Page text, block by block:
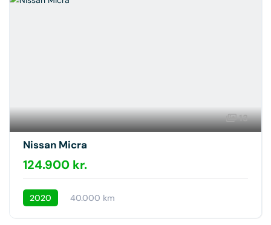
13
Nissan Micra
124.900 kr.
2020 40.000 km